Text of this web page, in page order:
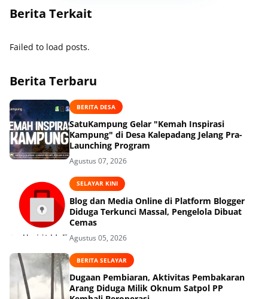
Berita Terkait
Failed to load posts.
Berita Terbaru
BERITA DESA
SatuKampung Gelar "Kemah Inspirasi
Kampung" di Desa Kalepadang Jelang Pra-
Launching Program
Agustus 07, 2026
SELAYAR KINI
Blog dan Media Online di Platform Blogger
Diduga Terkunci Massal, Pengelola Dibuat
Cemas
Agustus 05, 2026
BERITA SELAYAR
Dugaan Pembiaran, Aktivitas Pembakaran
Arang Diduga Milik Oknum Satpol PP